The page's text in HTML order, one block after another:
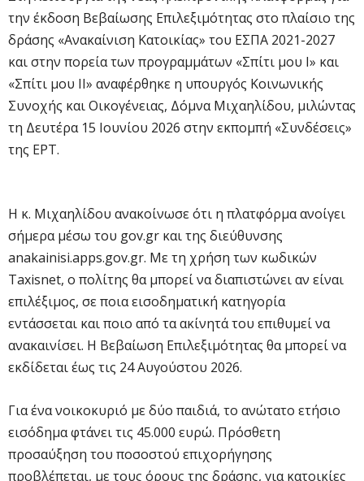
την έκδοση Βεβαίωσης Επιλεξιμότητας στο πλαίσιο της
δράσης «Ανακαίνιση Κατοικίας» του ΕΣΠΑ 2021-2027
και στην πορεία των προγραμμάτων «Σπίτι μου Ι» και
«Σπίτι μου ΙΙ» αναφέρθηκε η υπουργός Κοινωνικής
Συνοχής και Οικογένειας, Δόμνα Μιχαηλίδου, μιλώντας
τη Δευτέρα 15 Ιουνίου 2026 στην εκπομπή «Συνδέσεις»
της ΕΡΤ.
Η κ. Μιχαηλίδου ανακοίνωσε ότι η πλατφόρμα ανοίγει
σήμερα μέσω του gov.gr και της διεύθυνσης
anakainisi.apps.gov.gr. Με τη χρήση των κωδικών
Taxisnet, ο πολίτης θα μπορεί να διαπιστώνει αν είναι
επιλέξιμος, σε ποια εισοδηματική κατηγορία
εντάσσεται και ποιο από τα ακίνητά του επιθυμεί να
ανακαινίσει. Η Βεβαίωση Επιλεξιμότητας θα μπορεί να
εκδίδεται έως τις 24 Αυγούστου 2026.
Για ένα νοικοκυριό με δύο παιδιά, το ανώτατο ετήσιο
εισόδημα φτάνει τις 45.000 ευρώ. Πρόσθετη
προσαύξηση του ποσοστού επιχορήγησης
προβλέπεται, με τους όρους της δράσης, για κατοικίες